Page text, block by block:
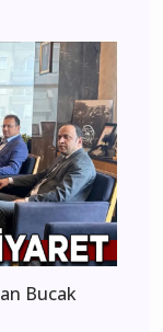
Bucak